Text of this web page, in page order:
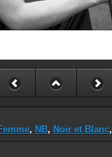
, NB, Noir et Blanc,